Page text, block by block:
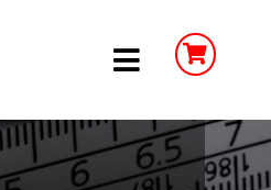
Toggle
Navigation